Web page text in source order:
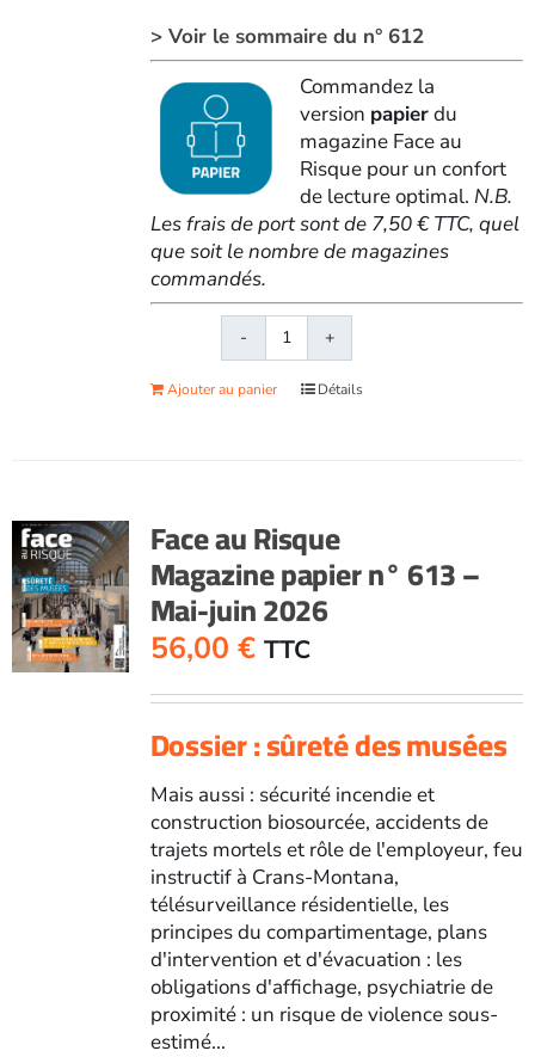
> Voir le sommaire du n° 612
Commandez la
version papierdu
magazine Face au
Risque pour un confort
de lecture optimal. N.B.
Les frais de port sont de 7,50 € TTC, quel
que soit le nombre de magazines
commandés.
quantité
de
Face
612
-
Mars-
avril
2026
Ajouter au panier Détails
Face au Risque
Magazine papier n° 613 –
Mai-juin 2026
56,00 € TTC
Dossier : sûreté des musées
Mais aussi : sécurité incendie et
construction biosourcée, accidents de
trajets mortels et rôle de l'employeur, feu
instructif à Crans-Montana,
télésurveillance résidentielle, les
principes du compartimentage, plans
d'intervention et d'évacuation : les
obligations d'affichage, psychiatrie de
proximité : un risque de violence sous-
estimé...